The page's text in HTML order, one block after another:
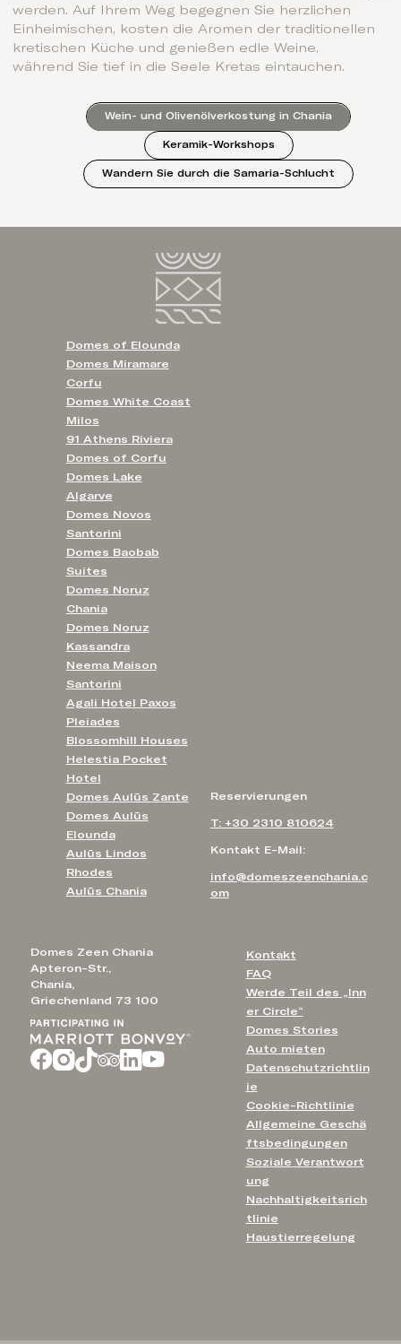
werden. Auf Ihrem Weg begegnen Sie herzlichen
Einheimischen, kosten die Aromen der traditionellen
kretischen Küche und genießen edle Weine,
während Sie tief in die Seele Kretas eintauchen.
Wein- und Olivenölverkostung in Chania
Keramik-Workshops
Wandern Sie durch die Samaria-Schlucht
Domes Zeen Chania
Apteron-Str.,
Chania,
Griechenland 73 100
Kontakt
FAQ
Werde Teil des „Inn
er Circle“
Domes Stories
Auto mieten
Datenschutzrichtlin
ie
Cookie-Richtlinie
Allgemeine Geschä
ftsbedingungen
Soziale Verantwort
ung
Nachhaltigkeitsrich
tlinie
Haustierregelung
Reservierungen
T: +30 2310 810624
Kontakt E-Mail:
info@domeszeenchania.c
om
Domes of Elounda
Domes Miramare
Corfu
Domes White Coast
Milos
91 Athens Riviera
Domes of Corfu
Domes Lake
Algarve
Domes Novos
Santorini
Domes Baobab
Suites
Domes Noruz
Chania
Domes Noruz
Kassandra
Neema Maison
Santorini
Agali Hotel Paxos
Pleiades
Blossomhill Houses
Helestia Pocket
Hotel
Domes Aulūs Zante
Domes Aulūs
Elounda
Aulūs Lindos
Rhodes
Aulūs Chania